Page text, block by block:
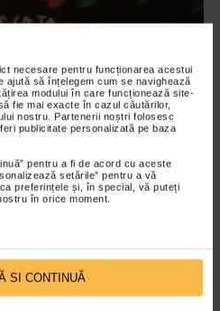
necesare pentru funcționarea acestui
ajută să înțelegem cum se navighează
modului în care funcționează site-
fie mai exacte în cazul căutărilor,
nostru. Partenerii noștri folosesc
publicitate personalizată pe baza
pentru a fi de acord cu aceste
setările” pentru a vă
preferințele și, în special, vă puteți
în orice moment.
SI CONTINUĂ